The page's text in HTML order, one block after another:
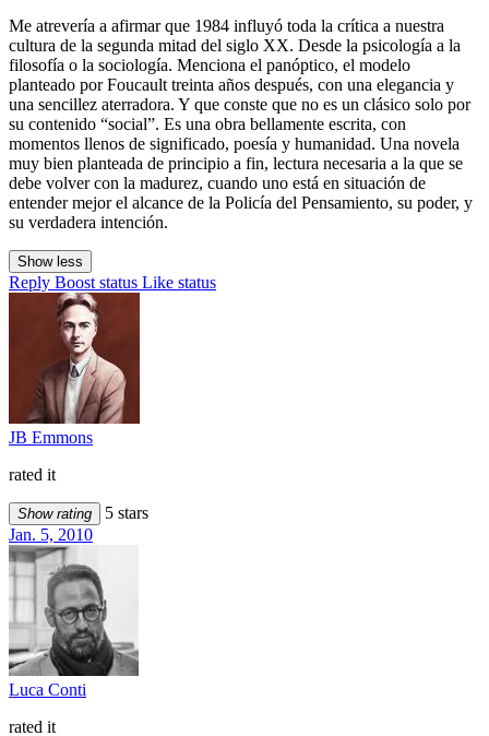
Me atrevería a afirmar que 1984 influyó toda la crítica a nuestra
cultura de la segunda mitad del siglo XX. Desde la psicología a la
filosofía o la sociología. Menciona el panóptico, el modelo
planteado por Foucault treinta años después, con una elegancia y
una sencillez aterradora. Y que conste que no es un clásico solo por
su contenido “social”. Es una obra bellamente escrita, con
momentos llenos de significado, poesía y humanidad. Una novela
muy bien planteada de principio a fin, lectura necesaria a la que se
debe volver con la madurez, cuando uno está en situación de
entender mejor el alcance de la Policía del Pensamiento, su poder, y
su verdadera intención.
Show less
Reply Boost status Like status
JB Emmons
rated it
Show rating
5 stars
Jan. 5, 2010
Luca Conti
rated it